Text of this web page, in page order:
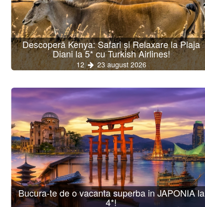
Descoperă Kenya: Safari și Relaxare la Plaja
Diani la 5* cu Turkish Airlines!
12 23 august 2026
Bucura-te de o vacanta superba in JAPONIA la
4*!